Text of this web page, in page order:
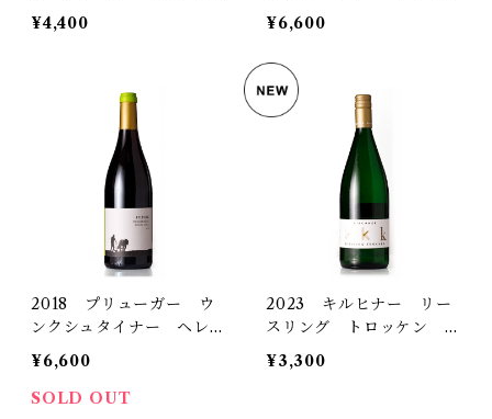
ョン トロッケン
¥4,400
ーフ ピノ・ノワール ト
ロッケン
¥6,600
2018 プリューガー ウ
ンクシュタイナー ヘレン
ベルク ピノ・ノワール
トロッケン
¥6,600
SOLD OUT
2023 キルヒナー リー
スリング トロッケン 1
000ml
¥3,300